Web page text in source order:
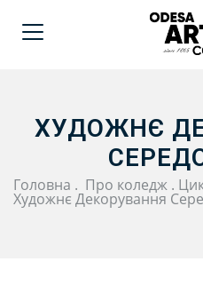
ХУДОЖНЄ
Головна . Про коледж .
Художнє Декорування